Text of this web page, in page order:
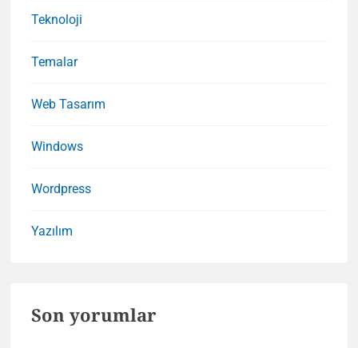
Teknoloji
Temalar
Web Tasarım
Windows
Wordpress
Yazılım
Son yorumlar